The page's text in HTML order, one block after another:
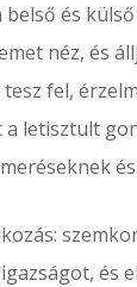
belső és
néz, és
fel,
a letisztult
és